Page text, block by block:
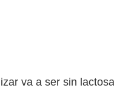
va a ser sin